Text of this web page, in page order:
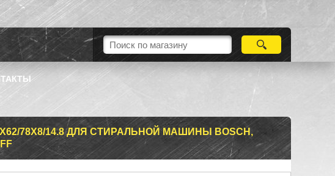
78X8/14.8 ДЛЯ СТИРАЛЬНОЙ МАШИНЫ BOSCH,